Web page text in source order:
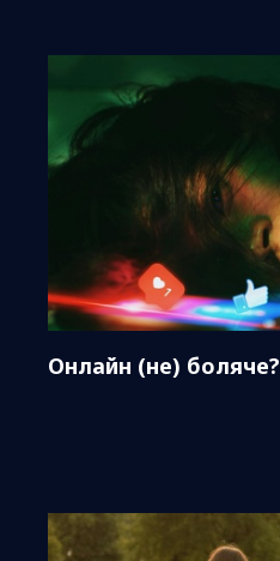
Онлайн (не) боляче?